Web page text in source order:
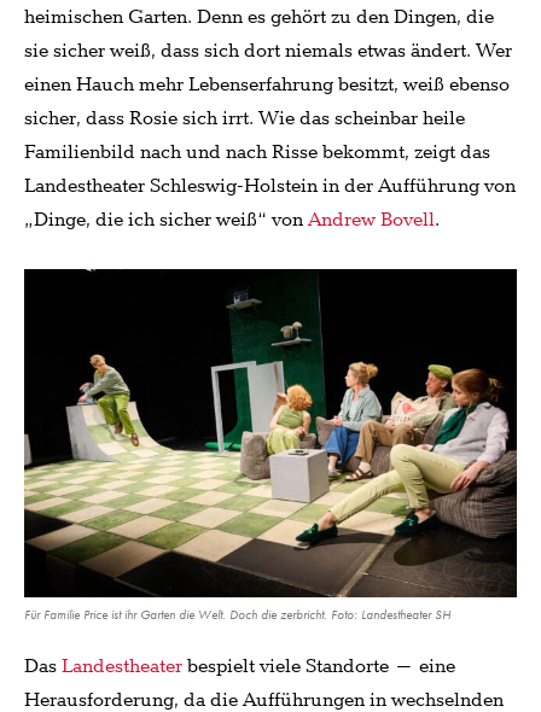
heimischen Garten. Denn es gehört zu den Dingen, die
sie sicher weiß, dass sich dort niemals etwas ändert. Wer
einen Hauch mehr Lebenserfahrung besitzt, weiß ebenso
sicher, dass Rosie sich irrt. Wie das scheinbar heile
Familienbild nach und nach Risse bekommt, zeigt das
Landestheater Schleswig-Holstein in der Aufführung von
„Dinge, die ich sicher weiß“ vonAndrew Bovell.
Für Familie Price ist ihr Garten die Welt. Doch die zerbricht. Foto: Landestheater SH
DasLandestheaterbespielt viele Standorte – eine
Herausforderung, da die Aufführungen in wechselnden